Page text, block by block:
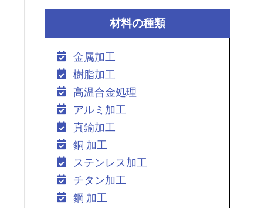
材料の種類
金属加工
樹脂加工
高温合金処理
アルミ加工
真鍮加工
銅 加工
ステンレス加工
チタン加工
鋼 加工